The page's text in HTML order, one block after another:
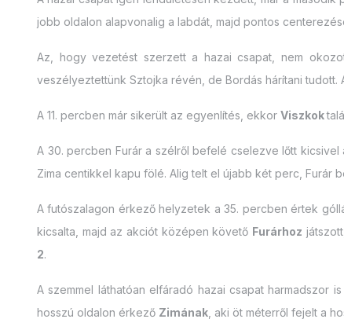
jobb oldalon alapvonalig a labdát, majd pontos
Az, hogy vezetést szerzett a hazai csapat, nem
veszélyeztettünk Sztojka révén, de Bordás hárítani tudott.
A 11. percben már sikerült az egyenlítés, ekkor Viszkok
A 30. percben Furár a szélről befelé cselezve lőtt
Zima centikkel kapu fölé. Alig telt el újabb két perc, Furár
A futószalagon érkező helyzetek a 35. percben értek
kicsalta, majd az akciót középen követő Furárhoz
2.
A szemmel láthatóan elfáradó hazai csapat harmadszor
hosszú oldalon érkező Zimának , aki öt méterről fejelt a